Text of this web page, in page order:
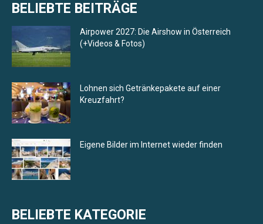
BELIEBTE BEITRÄGE
Airpower 2027: Die Airshow in Österreich
(+Videos & Fotos)
Lohnen sich Getränkepakete auf einer
Kreuzfahrt?
Eigene Bilder im Internet wieder finden
BELIEBTE KATEGORIE